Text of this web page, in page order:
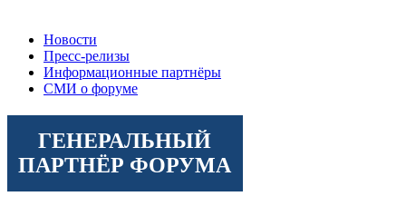
Новости
Пресс-релизы
Информационные партнёры
СМИ о форуме
ГЕНЕРАЛЬНЫЙ
ПАРТНЁР ФОРУМА